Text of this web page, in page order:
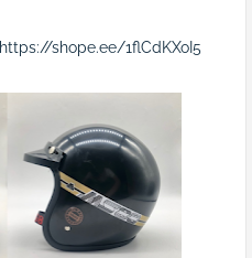
https://shope.ee/1flCdKXoI5